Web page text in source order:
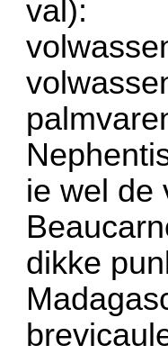
val):
ie wel de
dikke